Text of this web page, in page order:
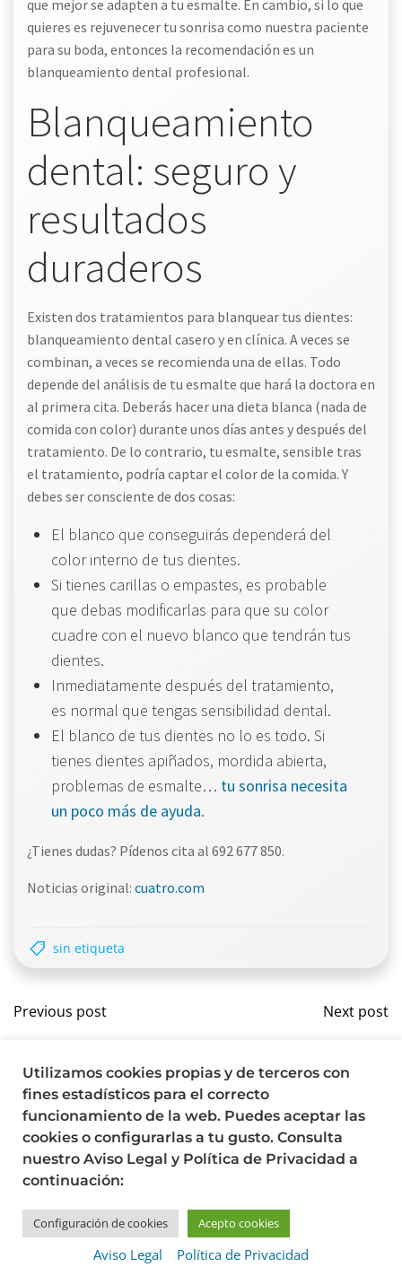
que mejor se adapten a tu esmalte. En cambio, si lo que
quieres es rejuvenecer tu sonrisa como nuestra paciente
para su boda, entonces la recomendación es un
blanqueamiento dental profesional.
Blanqueamiento
dental: seguro y
resultados
duraderos
Existen dos tratamientos para blanquear tus dientes:
blanqueamiento dental casero y en clínica. A veces se
combinan, a veces se recomienda una de ellas. Todo
depende del análisis de tu esmalte que hará la doctora en
al primera cita. Deberás hacer una dieta blanca (nada de
comida con color) durante unos días antes y después del
tratamiento. De lo contrario, tu esmalte, sensible tras
el tratamiento, podría captar el color de la comida. Y
debes ser consciente de dos cosas:
El blanco que conseguirás dependerá del
color interno de tus dientes.
Si tienes carillas o empastes, es probable
que debas modificarlas para que su color
cuadre con el nuevo blanco que tendrán tus
dientes.
Inmediatamente después del tratamiento,
es normal que tengas sensibilidad dental.
El blanco de tus dientes no lo es todo. Si
tienes dientes apiñados, mordida abierta,
problemas de esmalte… tu sonrisa necesita
un poco más de ayuda.
¿Tienes dudas? Pídenos cita al 692 677 850.
Noticias original: cuatro.com
sin etiqueta
Navegación
las
entradas
Previous post
las
Next post
© 2026 Clínica dental de niños y adultos en Madrid.
Created for free using WordPress and
Utilizamos cookies propias y de terceros con
fines estadísticos para el correcto
funcionamiento de la web. Puedes aceptar las
cookies o configurarlas a tu gusto. Consulta
nuestro Aviso Legal y Política de Privacidad a
continuación:
Configuración de cookies Acepto cookies
Aviso Legal Política de Privacidad